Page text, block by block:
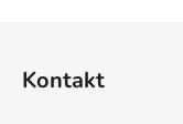
Kontakt